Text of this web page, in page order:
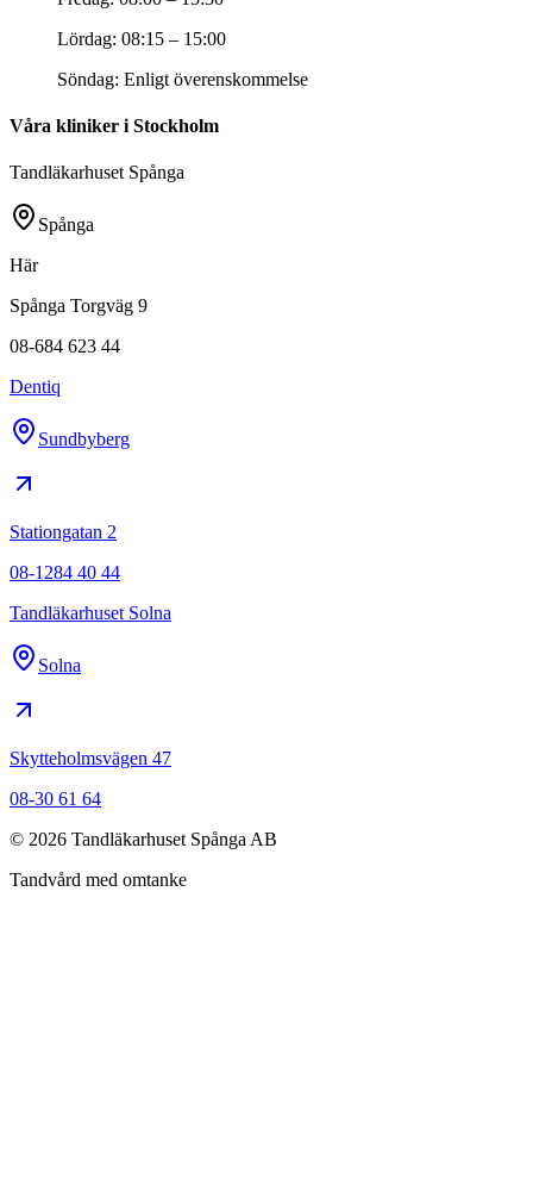
Lördag: 08:15 – 15:00
Söndag: Enligt överenskommelse
Våra kliniker i Stockholm
Tandläkarhuset Spånga
Spånga
Här
Spånga Torgväg 9
08-684 623 44
Dentiq
Sundbyberg
Stationgatan 2
08-1284 40 44
Tandläkarhuset Solna
Solna
Skytteholmsvägen 47
08-30 61 64
© 2026 Tandläkarhuset Spånga AB
Tandvård med omtanke